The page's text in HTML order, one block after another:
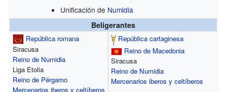
Unificación de Numidia
Beligerantes
República romana
Siracusa
Reino de Numidia
Liga Etolia
Reino de Pérgamo
Mercenarios iberos y celtíberos
República cartaginesa
Reino de Macedonia
Siracusa
Reino de Numidia
Mercenarios iberos y celtíberos